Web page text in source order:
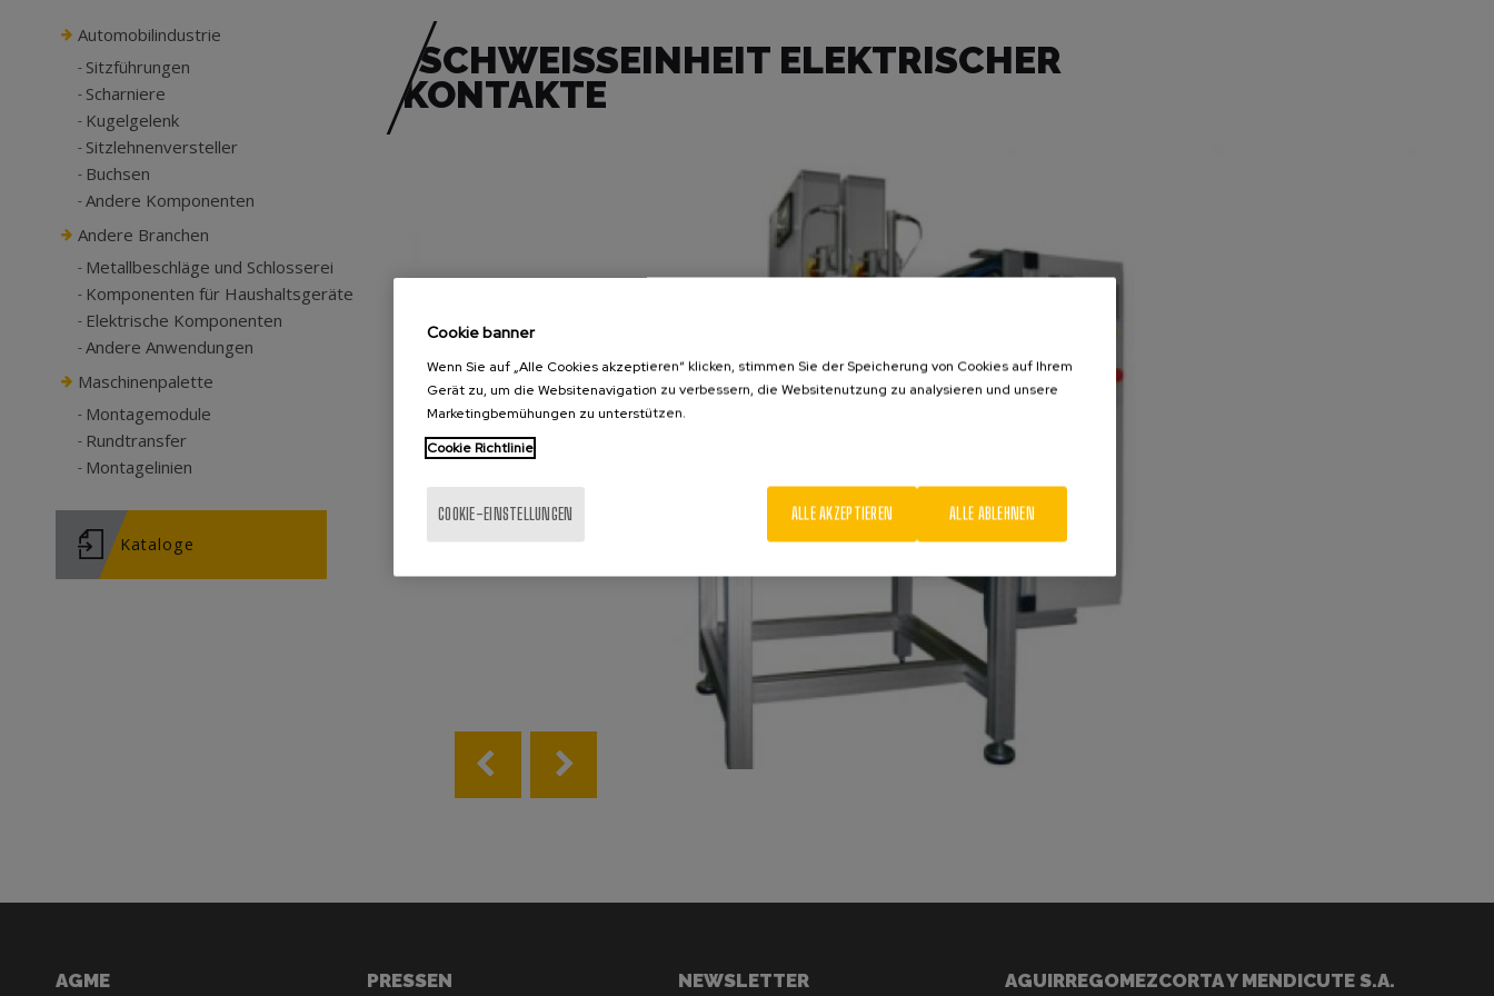
SCHWEISSEINHEIT ELEKTRISCHER K
ONTAKTE
Automobilindustrie
Sitzführungen
Scharniere
Kugelgelenk
Sitzlehnenversteller
Buchsen
Andere Komponenten
Andere Branchen
Metallbeschläge und Schlosserei
Komponenten für Haushaltsgeräte
Elektrische Komponenten
Andere Anwendungen
Maschinenpalette
Montagemodule
Rundtransfer
Montagelinien
Kataloge
AGME PRESSEN NEWSLETTER AGUIRREGOMEZCORTA Y MENDICUTE S.A.
Cookie banner
Wenn Sie auf „Alle Cookies akzeptieren“ klicken, stimmen Sie der Speicherung von Cookies auf Ihrem
Gerät zu, um die Websitenavigation zu verbessern, die Websitenutzung zu analysieren und unsere
Marketingbemühungen zu unterstützen.
Cookie Richtlinie
COOKIE-EINSTELLUNGEN ALLE ABLEHNEN
ALLE AKZEPTIEREN